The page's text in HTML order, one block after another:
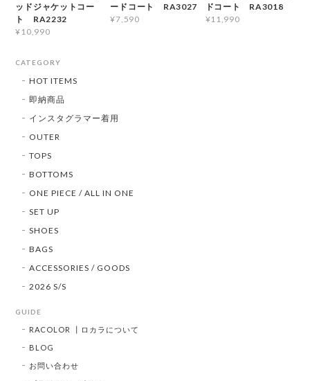
ッドジャケットコー
ト RA2232
¥10,990
ードコート RA3027
¥7,590
ドコート RA3018
¥11,990
CATEGORY
HOT ITEMS
即納商品
インスタグラマー着用
OUTER
TOPS
BOTTOMS
ONE PIECE / ALL IN ONE
SET UP
SHOES
BAGS
ACCESSORIES / GOODS
2026 S/S
GUIDE
RACOLOR ┃ロカラについて
BLOG
お問い合わせ